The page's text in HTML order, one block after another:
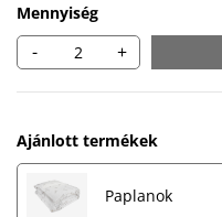
Mennyiség
- +
Ajánlott termékek
Paplanok